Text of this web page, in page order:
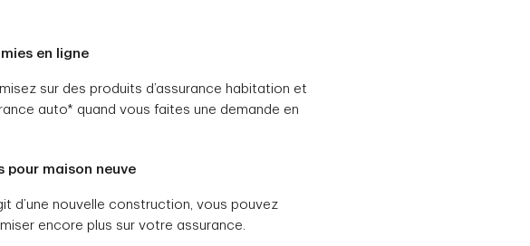
en ligne
sur des produits d’assurance habitation et
auto* quand vous faites une demande en
pour maison neuve
d’une nouvelle construction, vous pouvez
encore plus sur votre assurance.